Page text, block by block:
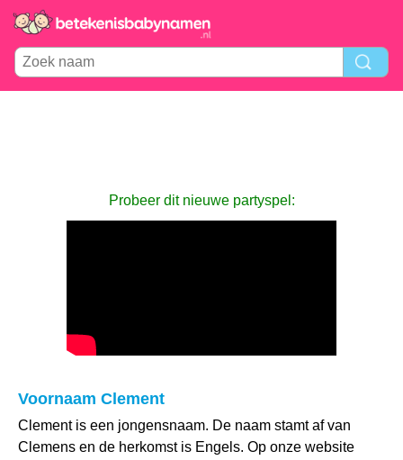
Probeer dit nieuwe partyspel:
Voornaam Clement
Clement is een jongensnaam. De naam stamt af van
Clemens en de herkomst is Engels. Op onze website